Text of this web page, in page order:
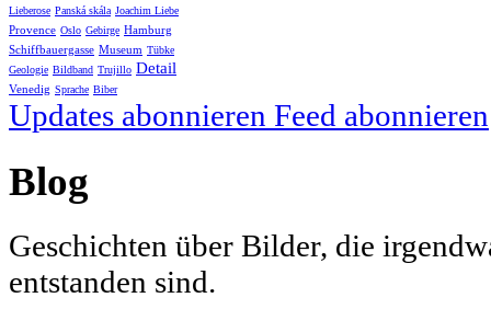
Lieberose Panská skála Joachim Liebe
Provence Oslo Gebirge Hamburg
Schiffbauergasse Museum Tübke
Geologie Bildband Trujillo Detail
Venedig Sprache Biber
Updates abonnieren Feed abonnieren
Blog
Geschichten über Bilder, die
entstanden sind.